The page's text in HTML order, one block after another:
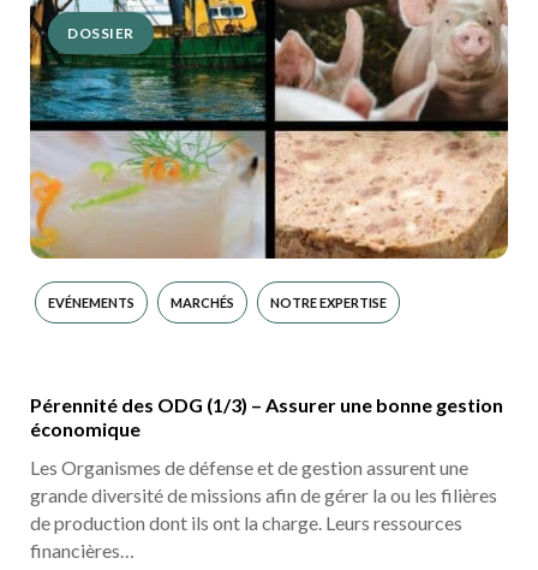
DOSSIER
EVÉNEMENTS MARCHÉS NOTRE EXPERTISE
Pérennité des ODG (1/3) – Assurer une bonne gestion
économique
Les Organismes de défense et de gestion assurent une
grande diversité de missions afin de gérer la ou les filières
de production dont ils ont la charge. Leurs ressources
financières…